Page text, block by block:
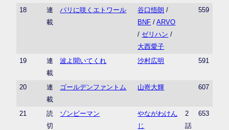
18
連
載
パリに咲くエトワール 谷口悟朗 /
BNF /ARVO
/ゼリハン /
大西愛子
559
19
連
載
波よ聞いてくれ 沙村広明 591
20
連
載
ゴールデンファントム 山嵜大輝 607
21
読
切
ゾンビーマン
やながわけん
じ
2
話
653